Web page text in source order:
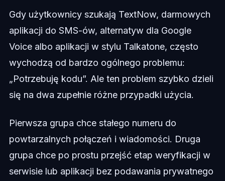
Gdy użytkownicy szukają TextNow, darmowych
aplikacji do SMS-ów, alternatyw dla Google
Voice albo aplikacji w stylu Talkatone, często
wychodzą od bardzo ogólnego problemu:
„Potrzebuję kodu”. Ale ten problem szybko dzieli
się na dwa zupełnie różne przypadki użycia.
Pierwsza grupa chce stałego numeru do
powtarzalnych połączeń i wiadomości. Druga
grupa chce po prostu przejść etap weryfikacji w
serwisie lub aplikacji bez podawania prywatnego